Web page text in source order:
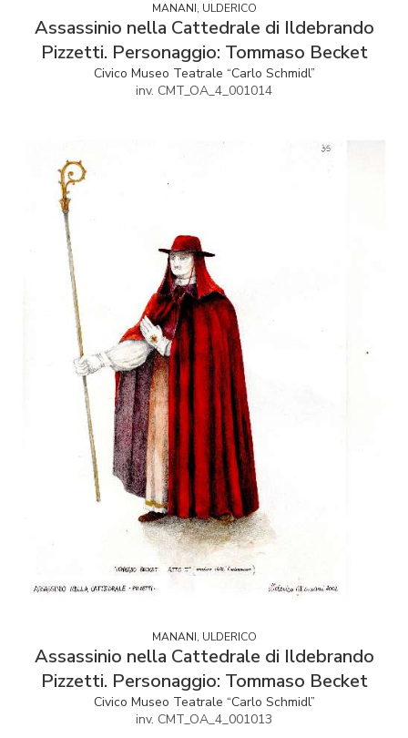
MANANI, ULDERICO
Assassinio nella Cattedrale di Ildebrando
Pizzetti. Personaggio: Tommaso Becket
Civico Museo Teatrale “Carlo Schmidl”
inv. CMT_OA_4_001014
MANANI, ULDERICO
Assassinio nella Cattedrale di Ildebrando
Pizzetti. Personaggio: Tommaso Becket
Civico Museo Teatrale “Carlo Schmidl”
inv. CMT_OA_4_001013